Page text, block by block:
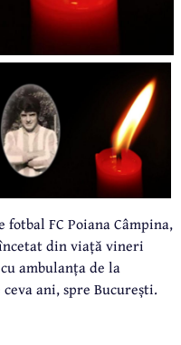
FC Poiana Câmpina,
din viață vineri
ambulanța de la
ani, spre București.